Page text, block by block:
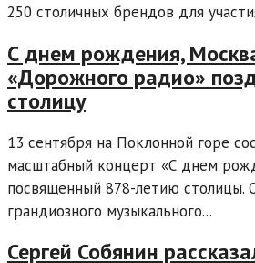
250 столичных брендов для
С днем рождения,
«Дорожного радио»
столицу
13 сентября на Поклонной горе
масштабный концерт «С днем
посвященный 878-летию столицы.
грандиозного музыкального...
Сергей Собянин